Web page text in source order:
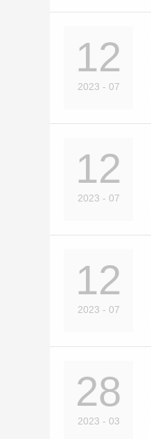
12
2023 - 07
12
2023 - 07
12
2023 - 07
28
2023 - 03